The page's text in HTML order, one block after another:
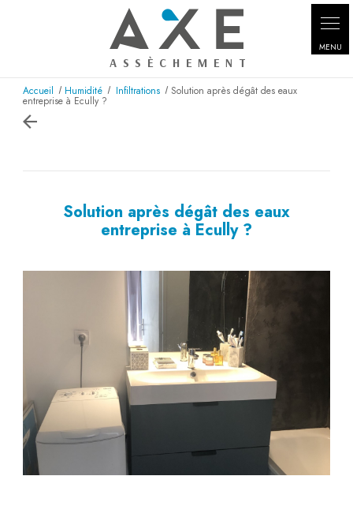
Accueil Humidité Infiltrations Solution après dégât des eaux
entreprise à Ecully ?
Solution après dégât des eaux
entreprise à Ecully ?
Panneau de gestion des cookies